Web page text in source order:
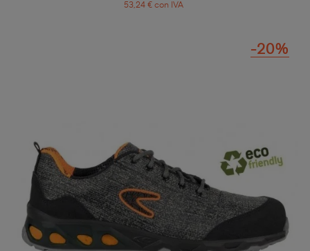
53,24 € con IVA
-20%